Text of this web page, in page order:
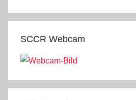
SCCR Webcam